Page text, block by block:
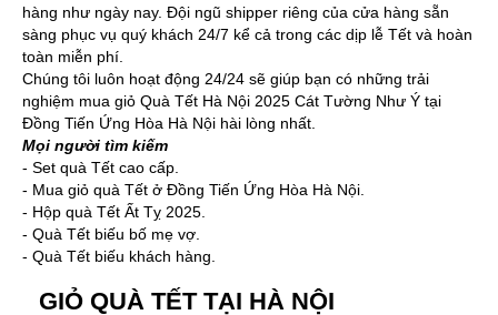
hàng như ngày nay. Đội ngũ shipper riêng của cửa hàng sẵn
sàng phục vụ quý khách 24/7 kể cả trong các dịp lễ Tết và hoàn
toàn miễn phí.
Chúng tôi luôn hoạt động 24/24 sẽ giúp bạn có những trải
nghiệm mua giỏ Quà Tết Hà Nội 2025 Cát Tường Như Ý tại
Đồng Tiến Ứng Hòa Hà Nội hài lòng nhất.
Mọi người tìm kiếm
- Set quà Tết cao cấp.
- Mua giỏ quà Tết ở Đồng Tiến Ứng Hòa Hà Nội.
- Hộp quà Tết Ất Tỵ 2025.
- Quà Tết biếu bố mẹ vợ.
- Quà Tết biếu khách hàng.
GIỎ QUÀ TẾT TẠI HÀ NỘI